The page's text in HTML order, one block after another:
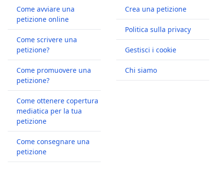
Come avviare una
petizione online
Come scrivere una
petizione?
Come promuovere una
petizione?
Come ottenere copertura
mediatica per la tua
petizione
Come consegnare una
petizione
Crea una petizione
Politica sulla privacy
Gestisci i cookie
Chi siamo